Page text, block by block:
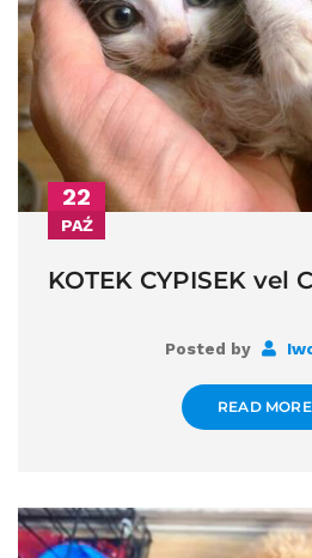
22
PAŹ
KOTEK CYPISEK vel
Posted by
READ MORE